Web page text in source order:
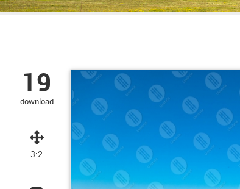
19
download
3:2